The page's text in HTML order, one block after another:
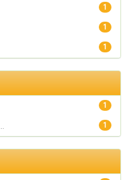
1
1
1
1
1